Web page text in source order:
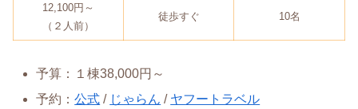
12,100円～
（２人前）
徒歩すぐ 10名
予算：１棟38,000円～
予約：公式 / じゃらん / ヤフートラベル